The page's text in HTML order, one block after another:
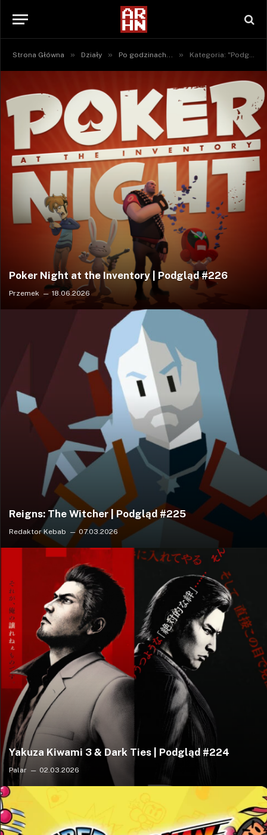
Strona Główna » Działy » Po godzinach... » Kategoria: "Podgląd"
Poker Night at the Inventory | Podgląd #226
Przemek 18.06.2026
Reigns: The Witcher | Podgląd #225
Redaktor Kebab 07.03.2026
Yakuza Kiwami 3 & Dark Ties | Podgląd #224
Palar 02.03.2026